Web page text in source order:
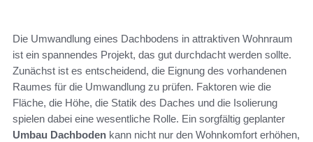
Die Umwandlung eines Dachbodens in attraktiven Wohnraum
ist ein spannendes Projekt, das gut durchdacht werden sollte.
Zunächst ist es entscheidend, die Eignung des vorhandenen
Raumes für die Umwandlung zu prüfen. Faktoren wie die
Fläche, die Höhe, die Statik des Daches und die Isolierung
spielen dabei eine wesentliche Rolle. Ein sorgfältig geplanter
Umbau Dachboden kann nicht nur den Wohnkomfort erhöhen,